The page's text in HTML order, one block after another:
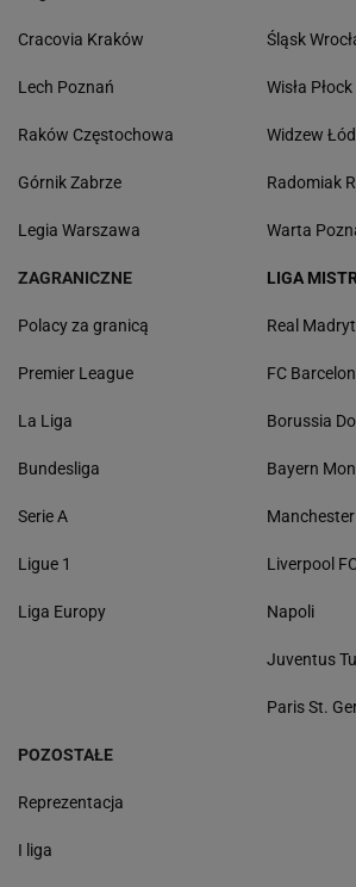
Cracovia Kraków
Lech Poznań
Raków Częstochowa
Górnik Zabrze
Legia Warszawa
Śląsk
Wisła Płock
Widzew
Radomiak
Warta
ZAGRANICZNE
Polacy za granicą
Premier League
La Liga
Bundesliga
Serie A
Ligue 1
Liga Europy
LIGA
Real Madryt
FC
Borussia
Bayern
Liverpool
Napoli
Juventus
Paris St.
POZOSTAŁE
Reprezentacja
I liga